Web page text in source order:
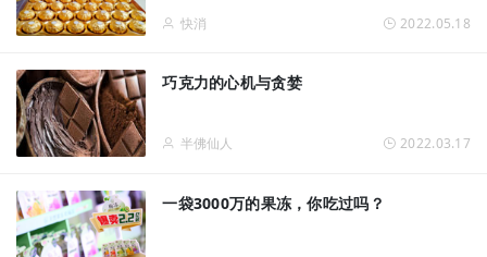
快消 2022.05.18
巧克力的心机与贪婪
半佛仙人 2022.03.17
一袋3000万的果冻，你吃过吗？